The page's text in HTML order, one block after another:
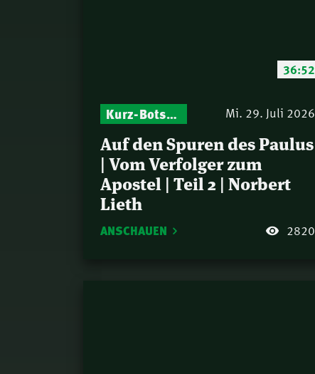
36:52
Kurz-Botschaften – Biblische Impulse mit Zukunft im Blick Mi. 29. Juli 2026
Auf den Spuren des Paulus
| Vom Verfolger zum
Apostel | Teil 2 | Norbert
Lieth
ANSCHAUEN 2820